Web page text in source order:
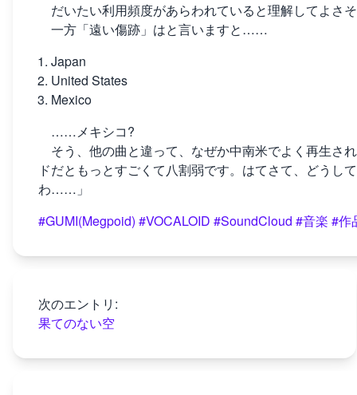
だいたい利用頻度があらわれていると理解してよさ
一方「遠い傷跡」はと言いますと……
Japan
United States
Mexico
……メキシコ?
そう、他の曲と違って、なぜか中南米でよく再生さ
ドだともっとすごくて八割弱です。はてさて、どうし
わ……」
#GUMI(Megpoid) #VOCALOID #SoundCloud #音楽 #作
次のエントリ:
果てのない空